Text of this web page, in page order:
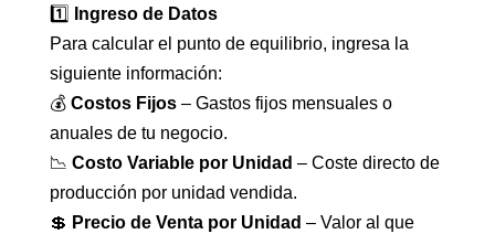
1️⃣
Ingreso de Datos
Para calcular el punto de equilibrio, ingresa la
siguiente información:
💰 Costos Fijos– Gastos fijos mensuales o
anuales de tu negocio.
📉 Costo Variable por Unidad – Coste directo de
producción por unidad vendida.
💲 Precio de Venta por Unidad – Valor al que